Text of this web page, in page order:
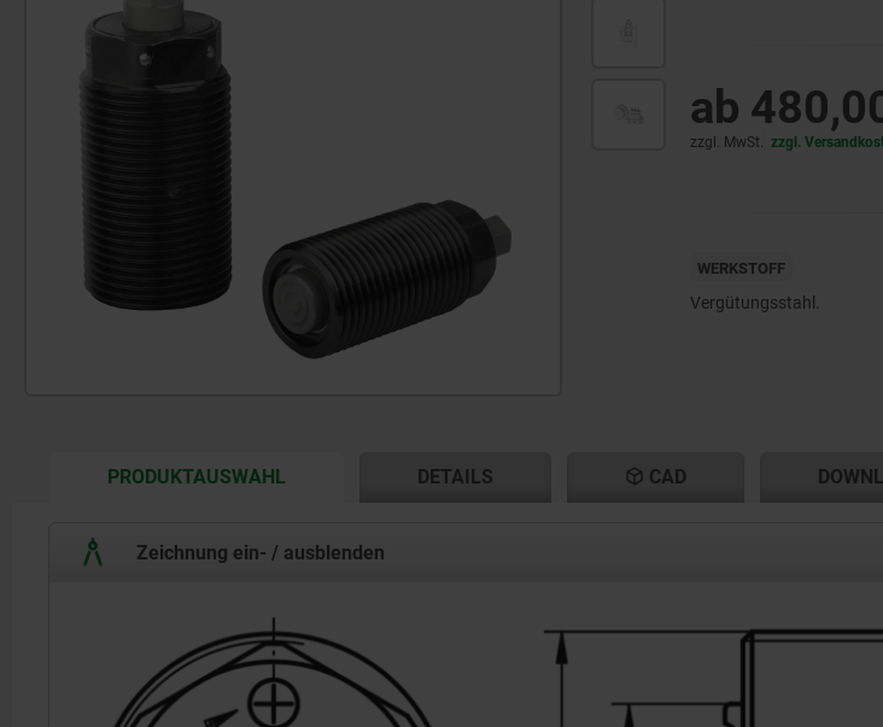
ab
zzgl. MwSt. zzgl.
WERKSTOFF
Vergütungsstahl.
PRODUKTAUSWAHL DETAILS CAD
Zeichnung ein- / ausblenden